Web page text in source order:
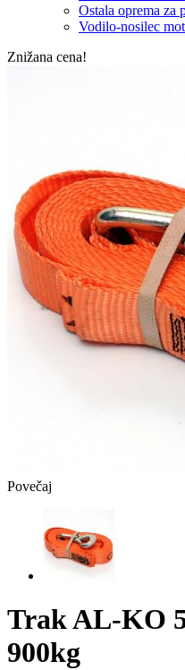
Ostala oprema za
Vodilo-nosilec
Znižana cena!
Povečaj
Trak AL-KO
900kg